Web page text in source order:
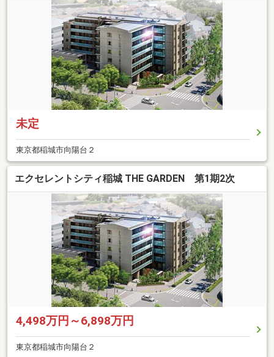
未定
東京都稲城市向陽台２
エクセレントシティ稲城 THE GARDEN 第1期2次
4,498万円～6,898万円
東京都稲城市向陽台２